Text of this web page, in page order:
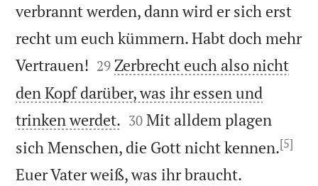
verbrannt werden, dann wird er sich erst
recht um euch kümmern. Habt doch mehr
Vertrauen! 

29 Zerbrecht euch also nicht
den Kopf darüber, was ihr essen und
trinken werdet. 

30 Mit alldem plagen
sich Menschen, die Gott nicht kennen.[5]
Euer Vater weiß, was ihr braucht.